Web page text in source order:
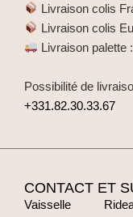
Livraison colis
Livraison colis
Livraison palette
Possibilité de
+331.82.30.33.67
CONTACT ET
Vaisselle